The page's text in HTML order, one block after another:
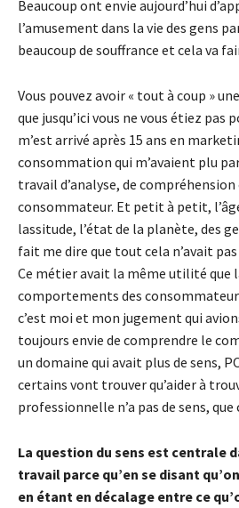
Beaucoup ont envie aujourd’hui
l’amusement dans la vie des gens
beaucoup de souffrance et cela va
Vous pouvez avoir « tout à coup »
que jusqu’ici vous ne vous étiez pas
m’est arrivé après 15 ans en
consommation qui m’avaient plu
travail d’analyse, de
consommateur. Et petit à petit,
lassitude, l’état de la planète, des
fait me dire que tout cela n’avait pas
Ce métier avait la même utilité que
comportements des
c’est moi et mon jugement qui
toujours envie de comprendre le
un domaine qui avait plus de sens,
certains vont trouver qu’aider à
professionnelle n’a pas de sens, que
La question du sens est centrale
travail parce qu’en se disant
en étant en décalage entre ce